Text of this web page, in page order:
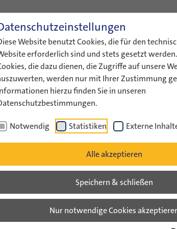
Website benutzt Cookies, die für den
erforderlich sind und stets gesetzt
die dazu dienen, die Zugriffe auf unsere
werden nur mit Ihrer Zustimmung
hierzu finden Sie in unseren
Notwendig Statistiken Externe
Alle akzeptieren
Speichern & schließen
Nur notwendige Cookies
ENGLISH LEICHTE SPRACHE
ÜBER UNS AKTUELLES
Israeli Summer Camp 2026
2026